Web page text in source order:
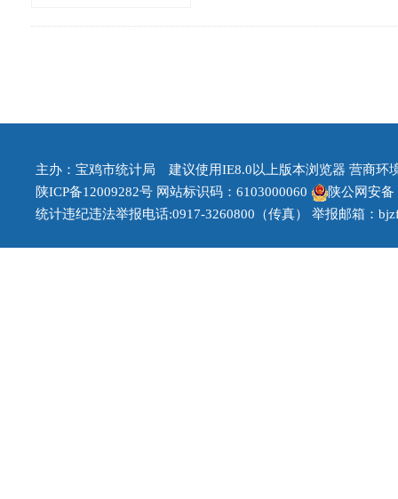
主办：宝鸡市统计局 建议使用IE8.0以上版本浏览器 营商环
陕ICP备12009282号 网站标识码：6103000060
陕公网安备
统计违纪违法举报电话:0917-3260800（传真） 举报邮箱：